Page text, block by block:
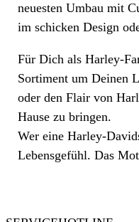
neuesten Umbau mit
im schicken Design
Für Dich als Harley-
Sortiment um Deinen
oder den Flair von
Hause zu bringen.
Wer eine Harley-
Lebensgefühl. Das